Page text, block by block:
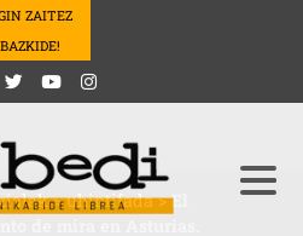
ZAITEZ
BAZKIDE!
>uhintifada>El